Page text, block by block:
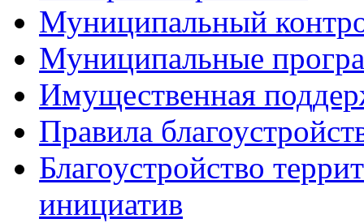
Муниципальный
Муниципальные
Имущественная
Правила
Благоустройство
инициатив